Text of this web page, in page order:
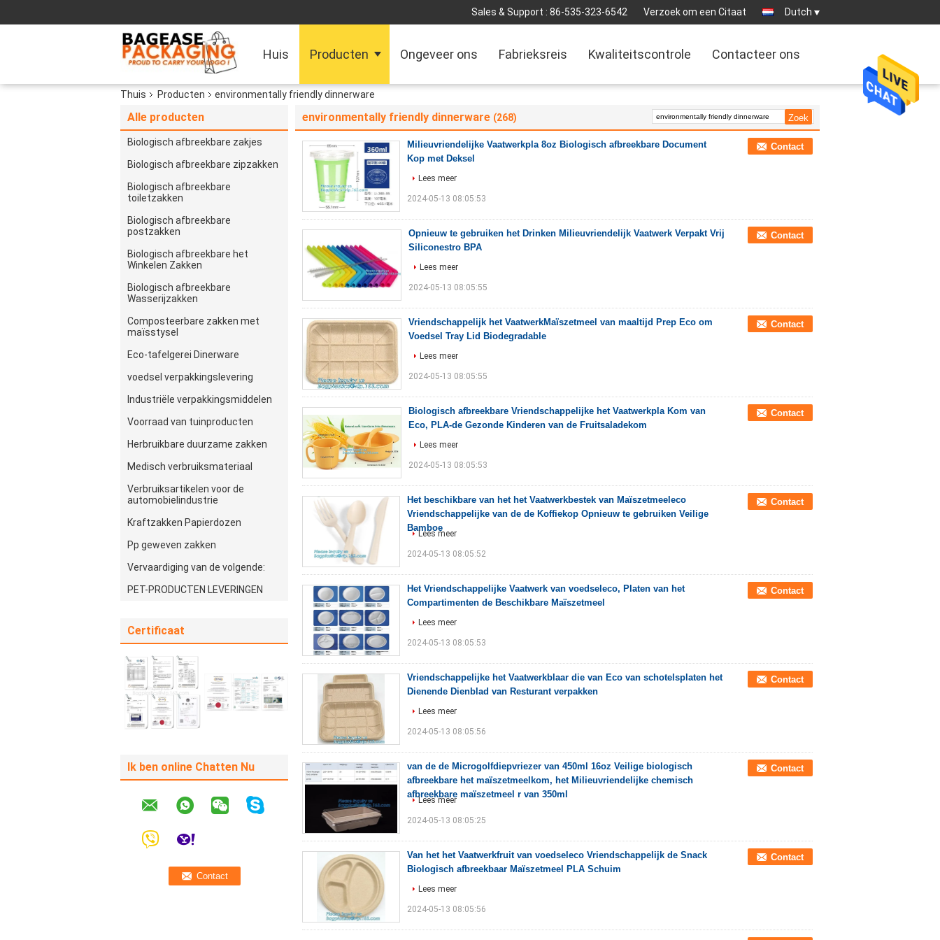
Sales & Support : 86-535-323-6542 Verzoek om een Citaat Dutch
Huis Producten Ongeveer ons Fabrieksreis Kwaliteitscontrole Contacteer ons
Thuis Producten environmentally friendly dinnerware
Alle producten
Biologisch afbreekbare zakjes
Biologisch afbreekbare zipzakken
Biologisch afbreekbare
toiletzakken
Biologisch afbreekbare
postzakken
Biologisch afbreekbare het
Winkelen Zakken
Biologisch afbreekbare
Wasserijzakken
Composteerbare zakken met
maïsstysel
Eco-tafelgerei Dinerware
voedsel verpakkingslevering
Industriële verpakkingsmiddelen
Voorraad van tuinproducten
Herbruikbare duurzame zakken
Medisch verbruiksmateriaal
Verbruiksartikelen voor de
automobielindustrie
Kraftzakken Papierdozen
Pp geweven zakken
Vervaardiging van de volgende:
PET-PRODUCTEN LEVERINGEN
Certificaat
Ik ben online Chatten Nu
environmentally friendly dinnerware (268)
Milieuvriendelijke Vaatwerkpla 8oz Biologisch afbreekbare Document
Kop met Deksel
Contact
Lees meer
2024-05-13 08:05:53
Opnieuw te gebruiken het Drinken Milieuvriendelijk Vaatwerk Verpakt Vrij
Siliconestro BPA
Contact
Lees meer
2024-05-13 08:05:55
Vriendschappelijk het VaatwerkMaïszetmeel van maaltijd Prep Eco om
Voedsel Tray Lid Biodegradable
Contact
Lees meer
2024-05-13 08:05:55
Biologisch afbreekbare Vriendschappelijke het Vaatwerkpla Kom van
Eco, PLA-de Gezonde Kinderen van de Fruitsaladekom
Contact
Lees meer
2024-05-13 08:05:53
Het beschikbare van het het Vaatwerkbestek van Maïszetmeeleco
Vriendschappelijke van de de Koffiekop Opnieuw te gebruiken Veilige
Bamboe
Contact
Lees meer
2024-05-13 08:05:52
Het Vriendschappelijke Vaatwerk van voedseleco, Platen van het
Compartimenten de Beschikbare Maïszetmeel
Contact
Lees meer
2024-05-13 08:05:53
Vriendschappelijke het Vaatwerkblaar die van Eco van schotelsplaten het
Dienende Dienblad van Resturant verpakken
Contact
Lees meer
2024-05-13 08:05:56
van de de Microgolfdiepvriezer van 450ml 16oz Veilige biologisch
afbreekbare het maïszetmeelkom, het Milieuvriendelijke chemisch
afbreekbare maïszetmeel r van 350ml
Contact
Lees meer
2024-05-13 08:05:25
Van het het Vaatwerkfruit van voedseleco Vriendschappelijk de Snack
Biologisch afbreekbaar Maïszetmeel PLA Schuim
Contact
Lees meer
2024-05-13 08:05:56